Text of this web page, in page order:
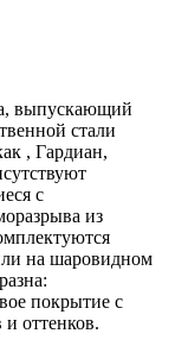
выпускающий
стали
, Гардиан,
с
из
на шаровидном
покрытие с
оттенков.